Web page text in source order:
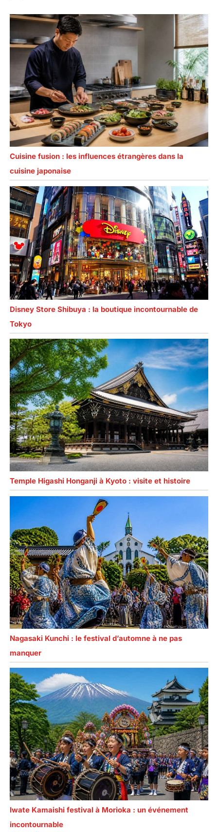
Cuisine fusion : les influences étrangères dans la
cuisine japonaise
Disney Store Shibuya : la boutique incontournable de
Tokyo
Temple Higashi Honganji à Kyoto : visite et histoire
Nagasaki Kunchi : le festival d’automne à ne pas
manquer
Iwate Kamaishi festival à Morioka : un événement
incontournable